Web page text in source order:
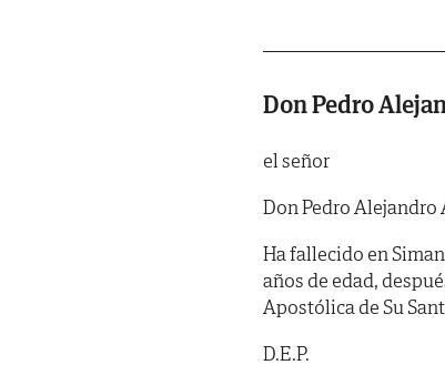
Don Pedro
el señor
Don Pedro Alejandro
Ha fallecido en
años de edad,
Apostólica de Su
D.E.P.